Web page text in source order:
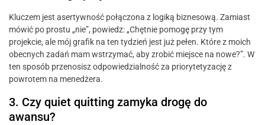
Kluczem jest asertywność połączona z logiką biznesową. Zamiast
mówić po prostu „nie”, powiedz: „Chętnie pomogę przy tym
projekcie, ale mój grafik na ten tydzień jest już pełen. Które z moich
obecnych zadań mam wstrzymać, aby zrobić miejsce na nowe?”. W
ten sposób przenosisz odpowiedzialność za priorytetyzację z
powrotem na menedżera.
3. Czy quiet quitting zamyka drogę do
awansu?